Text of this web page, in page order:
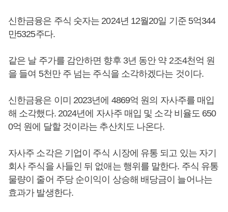
신한금융은 주식 숫자는 2024년 12월20일 기준 5억344
만5325주다.
같은 날 주가를 감안하면 향후 3년 동안 약 2조4천억 원
을 들여 5천만 주 넘는 주식을 소각하겠다는 것이다.
신한금융은 이미 2023년에 4869억 원의 자사주를 매입
해 소각했다. 2024년에 자사주 매입 및 소각 비율도 650
0억 원에 달할 것이라는 추산치도 나온다.
자사주 소각은 기업이 주식 시장에 유통 되고 있는 자기
회사 주식을 사들인 뒤 없애는 행위를 말한다. 주식 유통
물량이 줄어 주당 순이익이 상승해 배당금이 늘어나는
효과가 발생한다.